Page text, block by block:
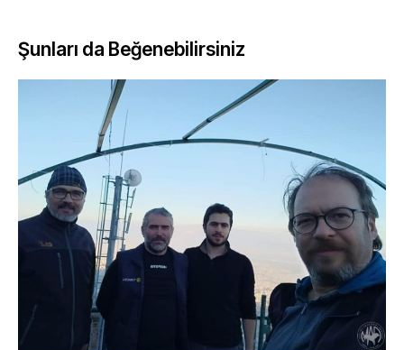
Şunları da Beğenebilirsiniz